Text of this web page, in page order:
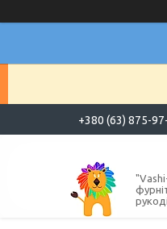
+380 (63) 875-